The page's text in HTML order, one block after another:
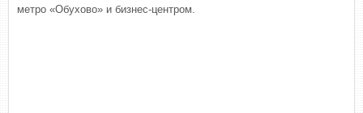
метро «Обухово» и бизнес-центром.